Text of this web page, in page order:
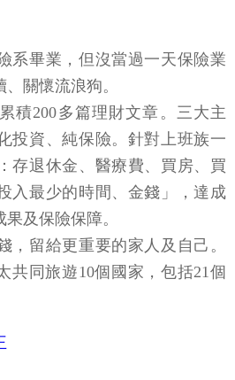
系畢業，但沒當過一天保險業
關懷流浪狗。
積200多篇理財文章。三大主
投資、純保險。針對上班族一
存退休金、醫療費、買房、買
入最少的時間、金錢」，達成
果及保險保障。
，留給更重要的家人及自己。
共同旅遊10個國家，包括21個